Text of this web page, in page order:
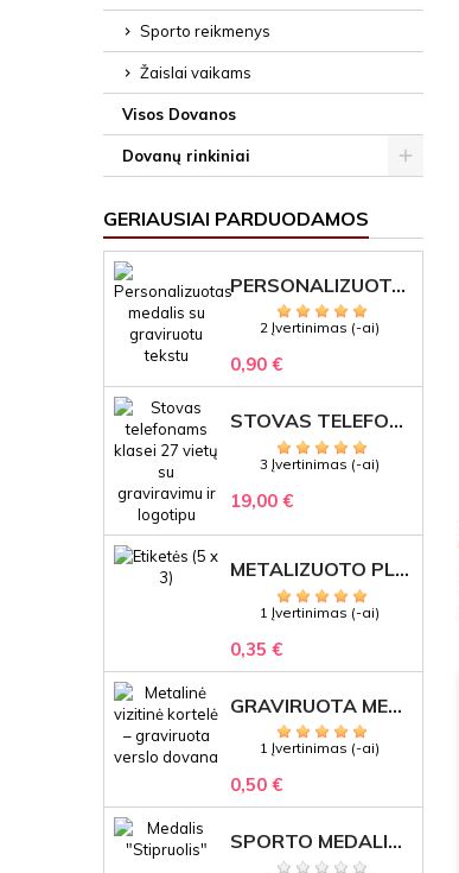
Sporto reikmenys
Žaislai vaikams
Visos Dovanos
Dovanų rinkiniai
GERIAUSIAI PARDUODAMOS
PERSONALIZUOTAS MEDALIS "1" SU GRAVIRUOTU TEKSTU
2 Įvertinimas (-ai)
0,90 €
STOVAS TELEFONAMS KLASEI (27 VIETOS) – GRAVIRUOJAMAS ORGANIZATORIUS
3 Įvertinimas (-ai)
19,00 €
METALIZUOTO PLASTIKO ETIKETĖS SU GRAVIRUOTU TEKSTU -LOGOTIPU
1 Įvertinimas (-ai)
0,35 €
GRAVIRUOTA METALINĖ VIZITINĖ KORTELĖ SU LOGOTIPU – REPREZENTACINĖ VERSLO DOVANA
1 Įvertinimas (-ai)
0,50 €
SPORTO MEDALIS "STIPRUOLIS" SU GRAVIRUOTU TEKSTU